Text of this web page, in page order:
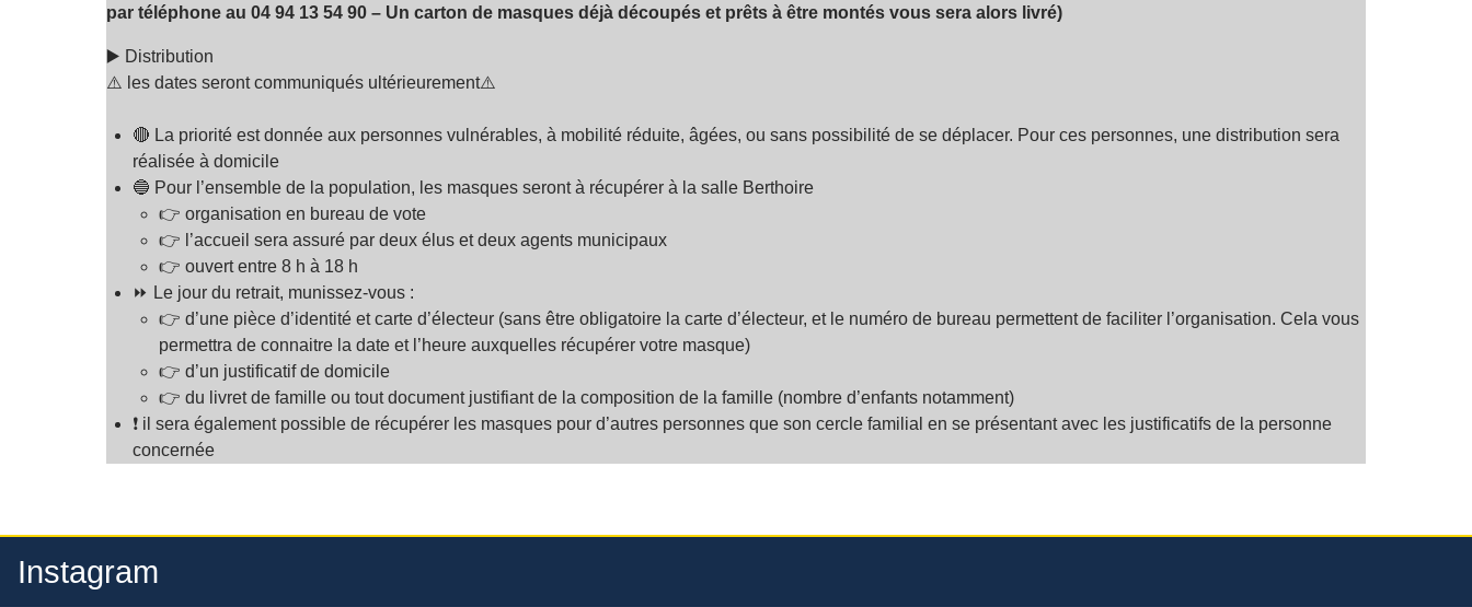
par téléphone au 04 94 13 54 90 – Un carton de masques déjà découpés et prêts à être montés vous sera alors livré)
▶️ Distribution
⚠️ les dates seront communiqués ultérieurement⚠️
🔴 La priorité est donnée aux personnes vulnérables, à mobilité réduite, âgées, ou sans possibilité de se déplacer. Pour ces personnes, une distribution sera
réalisée à domicile
🔵 Pour l’ensemble de la population, les masques seront à récupérer à la salle Berthoire
👉 organisation en bureau de vote
👉 l’accueil sera assuré par deux élus et deux agents municipaux
👉 ouvert entre 8 h à 18 h
⏩ Le jour du retrait, munissez-vous :
👉 d’une pièce d’identité et carte d’électeur (sans être obligatoire la carte d’électeur, et le numéro de bureau permettent de faciliter l’organisation. Cela vous
permettra de connaitre la date et l’heure auxquelles récupérer votre masque)
👉 d’un justificatif de domicile
👉 du livret de famille ou tout document justifiant de la composition de la famille (nombre d’enfants notamment)
❗ il sera également possible de récupérer les masques pour d’autres personnes que son cercle familial en se présentant avec les justificatifs de la personne
concernée
Instagram